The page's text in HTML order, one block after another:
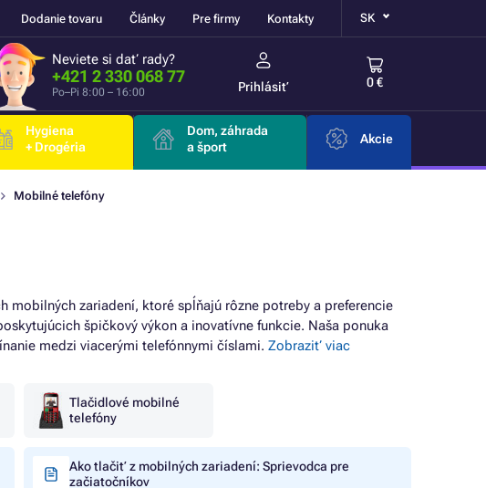
Dodanie tovaru Články Pre firmy Kontakty SK
Neviete si dať rady?
+421 2 330 068 77
Po–Pi 8:00 – 16:00 Prihlásiť 0 €
Hygiena
+ Drogéria
Dom, záhrada
a šport
Akcie
Mobilné telefóny
mobilných zariadení, ktoré spĺňajú rôzne potreby a preferencie
špičkový výkon a inovatívne funkcie. Naša ponuka
medzi viacerými telefónnymi číslami. Zobraziť viac
Tlačidlové mobilné
telefóny
Ako tlačiť z mobilných zariadení: Sprievodca pre
začiatočníkov